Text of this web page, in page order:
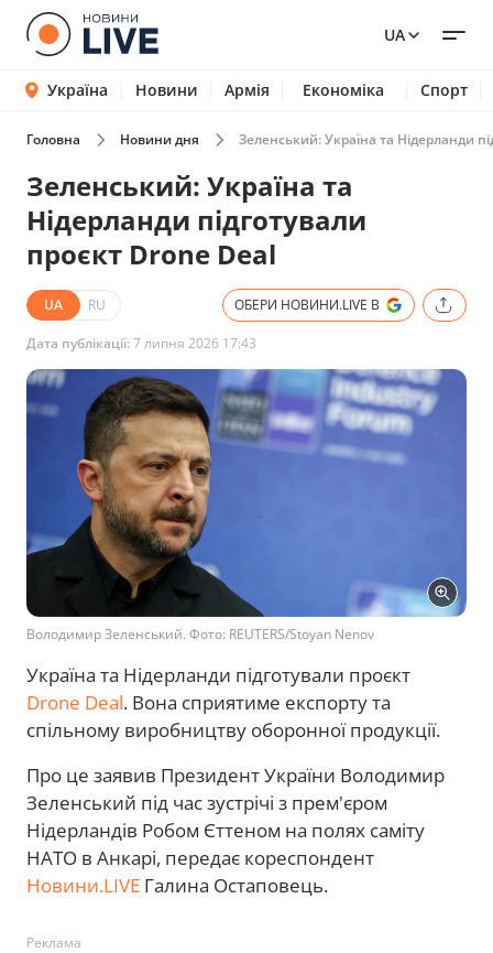
UA
Україна Новини Армія Економіка Спорт
Головна Новини дня Зеленський: Україна та Нідерланди
Зеленський: Україна та
Нідерланди підготували
проєкт Drone Deal
UA RU ОБЕРИ НОВИНИ.LIVE В
Дата публікації:7 липня 2026 17:43
Володимир Зеленський. Фото: REUTERS/Stoyan Nenov
Україна та Нідерланди підготували проєкт
Drone Deal. Вона сприятиме експорту та
спільному виробництву оборонної продукції.
Про це заявив Президент України Володимир
Зеленський під час зустрічі з прем'єром
Нідерландів Робом Єттеном на полях саміту
НАТО в Анкарі, передає кореспондент
Новини.LIVE Галина Остаповець.
Реклама